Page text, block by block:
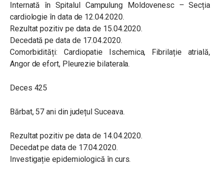
Internată în Spitalul Campulung Moldovenesc – Secția
cardiologie în data de 12.04.2020.
Rezultat pozitiv pe data de 15.04.2020.
Decedată pe data de 17.04.2020.
Comorbidități: Cardiopatie Ischemica, Fibrilație atrială,
Angor de efort, Pleurezie bilaterala.
Deces 425
Bărbat, 57 ani din județul Suceava.
Rezultat pozitiv pe data de 14.04.2020.
Decedat pe data de 17.04.2020.
Investigație epidemiologică în curs.